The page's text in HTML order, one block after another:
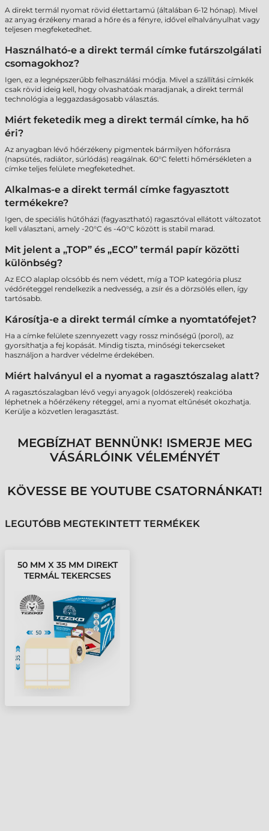
A direkt termál nyomat rövid élettartamú (általában 6-12 hónap). Mivel
az anyag érzékeny marad a hőre és a fényre, idővel elhalványulhat vagy
teljesen megfeketedhet.
Használható-e a direkt termál címke futárszolgálati
csomagokhoz?
Igen, ez a legnépszerűbb felhasználási módja. Mivel a szállítási címkék
csak rövid ideig kell, hogy olvashatóak maradjanak, a direkt termál
technológia a leggazdaságosabb választás.
Miért feketedik meg a direkt termál címke, ha hő
éri?
Az anyagban lévő hőérzékeny pigmentek bármilyen hőforrásra
(napsütés, radiátor, súrlódás) reagálnak. 60°C feletti hőmérsékleten a
címke teljes felülete megfeketedhet.
Alkalmas-e a direkt termál címke fagyasztott
termékekre?
Igen, de speciális hűtőházi (fagyasztható) ragasztóval ellátott változatot
kell választani, amely -20°C és -40°C között is stabil marad.
Mit jelent a „TOP” és „ECO” termál papír közötti
különbség?
Az ECO alaplap olcsóbb és nem védett, míg a TOP kategória plusz
védőréteggel rendelkezik a nedvesség, a zsír és a dörzsölés ellen, így
tartósabb.
Károsítja-e a direkt termál címke a nyomtatófejet?
Ha a címke felülete szennyezett vagy rossz minőségű (porol), az
gyorsíthatja a fej kopását. Mindig tiszta, minőségi tekercseket
használjon a hardver védelme érdekében.
Miért halványul el a nyomat a ragasztószalag alatt?
A ragasztószalagban lévő vegyi anyagok (oldószerek) reakcióba
léphetnek a hőérzékeny réteggel, ami a nyomat eltűnését okozhatja.
Kerülje a közvetlen leragasztást.
MEGBÍZHAT BENNÜNK! ISMERJE MEG
VÁSÁRLÓINK VÉLEMÉNYÉT
KÖVESSE BE YOUTUBE CSATORNÁNKAT!
LEGUTÓBB MEGTEKINTETT TERMÉKEK
50 MM X 35 MM DIREKT
TERMÁL TEKERCSES
1000 CÍMKE/TEKERCS )